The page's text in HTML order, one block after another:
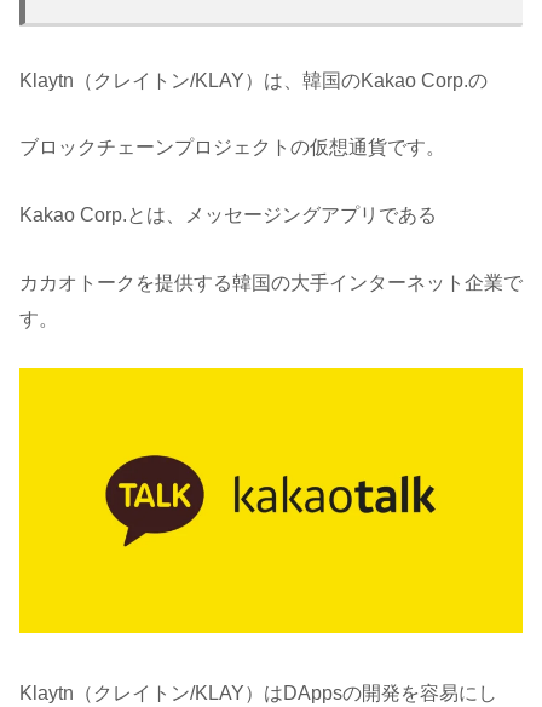
Klaytn（クレイトン/KLAY）は、韓国のKakao Corp.の
ブロックチェーンプロジェクトの仮想通貨です。
Kakao Corp.とは、メッセージングアプリである
カカオトークを提供する韓国の大手インターネット企業で
す。
Klaytn（クレイトン/KLAY）はDAppsの開発を容易にし